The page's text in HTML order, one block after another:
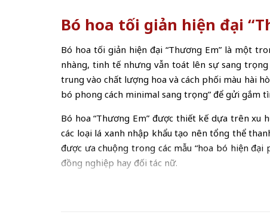
Bó hoa tối giản hiện đại
Bó hoa tối giản hiện đại “Thương Em” là một
nhàng, tinh tế nhưng vẫn toát lên sự sang
trung vào chất lượng hoa và cách phối màu hài
bó phong cách minimal sang trọng” để gửi gắm
Bó hoa “Thương Em” được thiết kế dựa trên xu
các loại lá xanh nhập khẩu tạo nên tổng thể
được ưa chuộng trong các mẫu “hoa bó hiện
đồng nghiệp hay đối tác nữ.